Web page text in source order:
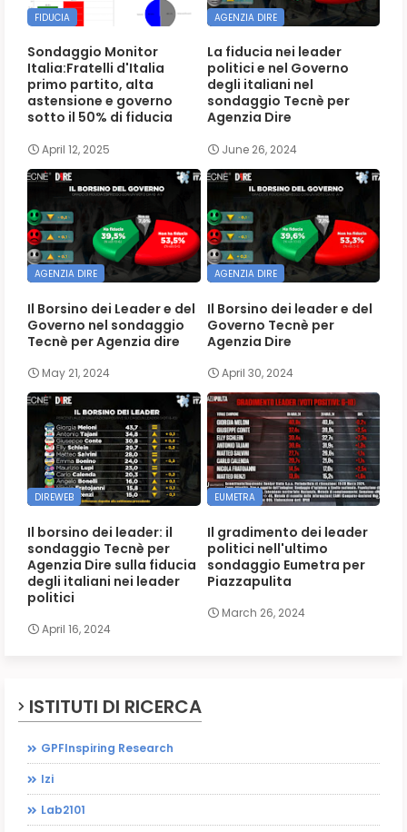
FIDUCIA
Sondaggio Monitor
Italia:Fratelli d'Italia
primo partito, alta
astensione e governo
sotto il 50% di fiducia
April 12, 2025
AGENZIA DIRE
La fiducia nei leader
politici e nel Governo
degli italiani nel
sondaggio Tecnè per
Agenzia Dire
June 26, 2024
AGENZIA DIRE
Il Borsino dei Leader e del
Governo nel sondaggio
Tecnè per Agenzia dire
May 21, 2024
AGENZIA DIRE
Il Borsino dei leader e del
Governo Tecnè per
Agenzia Dire
April 30, 2024
DIREWEB
Il borsino dei leader: il
sondaggio Tecnè per
Agenzia Dire sulla fiducia
degli italiani nei leader
politici
April 16, 2024
EUMETRA
Il gradimento dei leader
politici nell'ultimo
sondaggio Eumetra per
Piazzapulita
March 26, 2024
ISTITUTI DI RICERCA
GPFInspiring Research
Izi
Lab2101